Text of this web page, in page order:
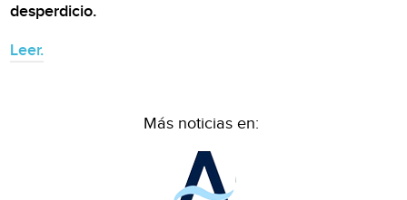
desperdicio.
Leer.
Más noticias en: